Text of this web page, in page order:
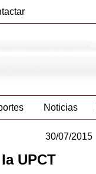
Noticias
30/07/2015
UPCT